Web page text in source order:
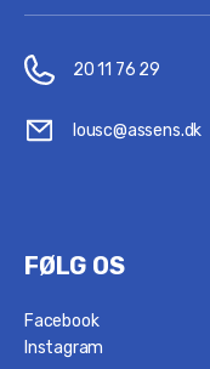
20 11 76 29
lousc@assens.dk
FØLG OS
Facebook
Instagram